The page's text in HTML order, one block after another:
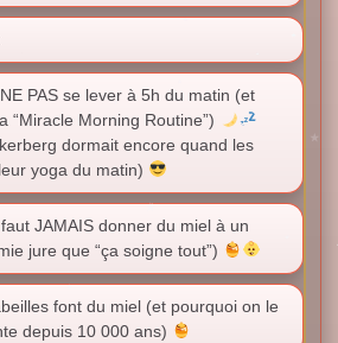
PAS se lever à 5h du matin (et
“Miracle Morning Routine”)
dormait encore quand les
yoga du matin)
JAMAIS donner du miel à un
jure que “ça soigne tout”)
font du miel (et pourquoi on le
depuis 10 000 ans)